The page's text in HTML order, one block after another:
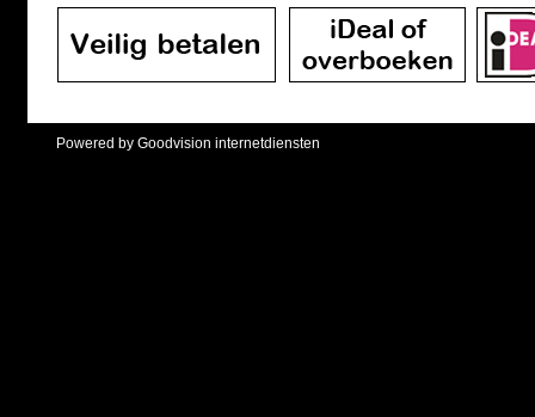
Powered by Goodvision internetdiensten